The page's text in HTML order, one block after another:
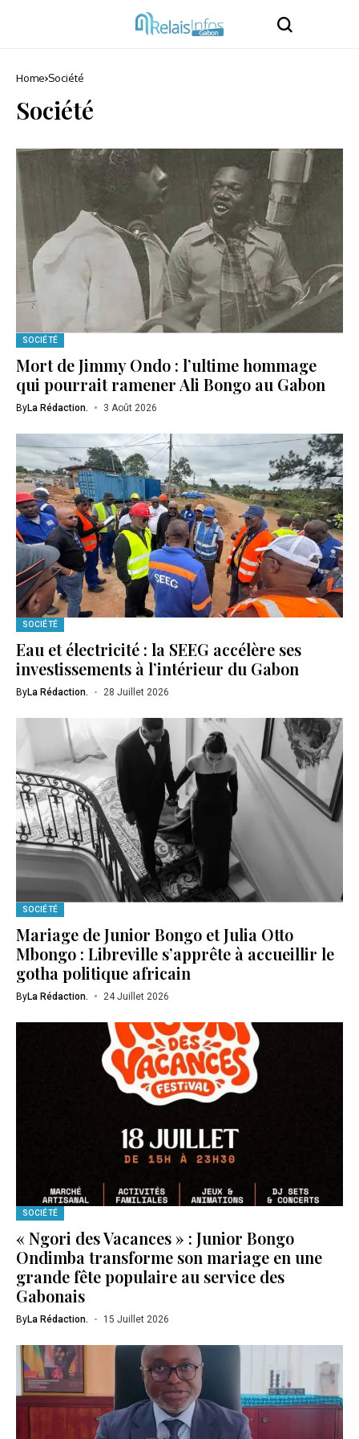
Home Société
Société
SOCIÉTÉ
Mort de Jimmy Ondo : l’ultime hommage
qui pourrait ramener Ali Bongo au Gabon
ByLa Rédaction. 3 Août 2026
SOCIÉTÉ
Eau et électricité : la SEEG accélère ses
investissements à l’intérieur du Gabon
ByLa Rédaction. 28 Juillet 2026
SOCIÉTÉ
Mariage de Junior Bongo et Julia Otto
Mbongo : Libreville s’apprête à accueillir le
gotha politique africain
ByLa Rédaction. 24 Juillet 2026
SOCIÉTÉ
« Ngori des Vacances » : Junior Bongo
Ondimba transforme son mariage en une
grande fête populaire au service des
Gabonais
ByLa Rédaction. 15 Juillet 2026